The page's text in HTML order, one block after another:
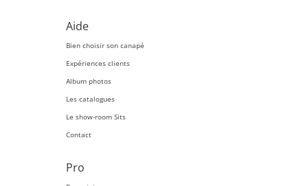
Aide
Bien choisir son canapé
Expériences clients
Album photos
Les catalogues
Le show-room Sits
Contact
Pro